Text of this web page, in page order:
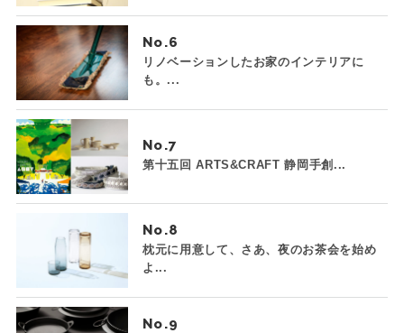
No.
リノベーションしたお家のインテリアに
も。...
No.
第十五回 ARTS&CRAFT 静岡手創...
No.
枕元に用意して、さあ、夜のお茶会を始め
よ...
No.